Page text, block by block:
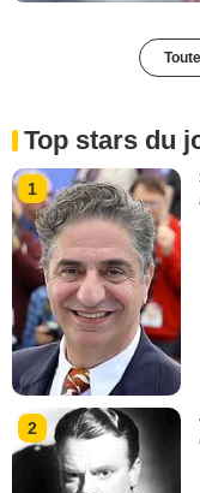
Top stars du
1
2